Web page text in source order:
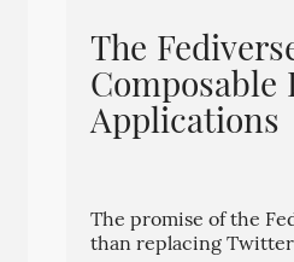
The
Applications
The promise of the
than replacing Twitter